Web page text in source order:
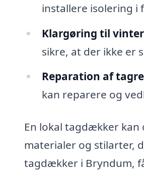
installere isolering
Klargøring til
sikre, at der ikke er
Reparation af
kan reparere og
En lokal tagdækker
materialer og stilarter,
tagdækker i Bryndum,